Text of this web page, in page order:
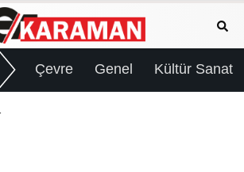
Çevre Genel Kültür Sanat